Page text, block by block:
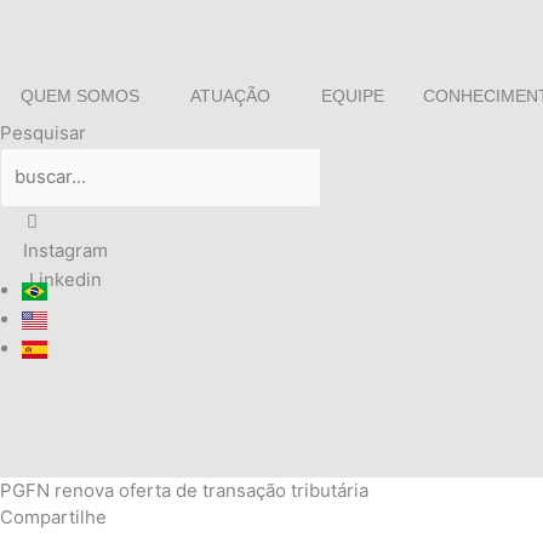
conteúdo
QUEM SOMOS ATUAÇÃO EQUIPE
Pesquisar
Instagram
Linkedin
PGFN renova oferta de transação tributária
Compartilhe